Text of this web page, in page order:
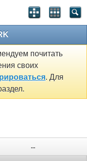
почитать
своих
. Для
...